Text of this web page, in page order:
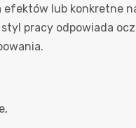
lub konkretne
pracy odpowiada